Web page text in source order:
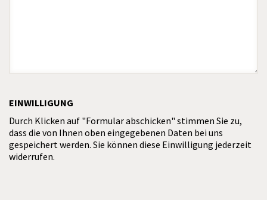
EINWILLIGUNG
Durch Klicken auf "Formular abschicken" stimmen Sie zu,
dass die von Ihnen oben eingegebenen Daten bei uns
gespeichert werden. Sie können diese Einwilligung jederzeit
widerrufen.